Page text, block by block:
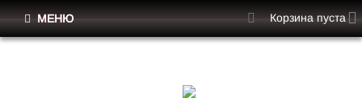
МЕНЮ Корзина пуста